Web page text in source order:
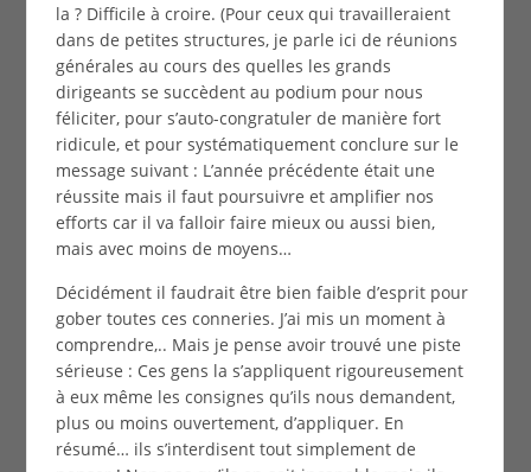
la ? Difficile à croire. (Pour ceux qui travailleraient
dans de petites structures, je parle ici de réunions
générales au cours des quelles les grands
dirigeants se succèdent au podium pour nous
féliciter, pour s’auto-congratuler de manière fort
ridicule, et pour systématiquement conclure sur le
message suivant : L’année précédente était une
réussite mais il faut poursuivre et amplifier nos
efforts car il va falloir faire mieux ou aussi bien,
mais avec moins de moyens…
Décidément il faudrait être bien faible d’esprit pour
gober toutes ces conneries. J’ai mis un moment à
comprendre,.. Mais je pense avoir trouvé une piste
sérieuse : Ces gens la s’appliquent rigoureusement
à eux même les consignes qu’ils nous demandent,
plus ou moins ouvertement, d’appliquer. En
résumé… ils s’interdisent tout simplement de